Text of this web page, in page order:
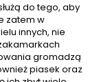
do tego, aby
zatem w
innych, nie
gromadzą
piasek oraz